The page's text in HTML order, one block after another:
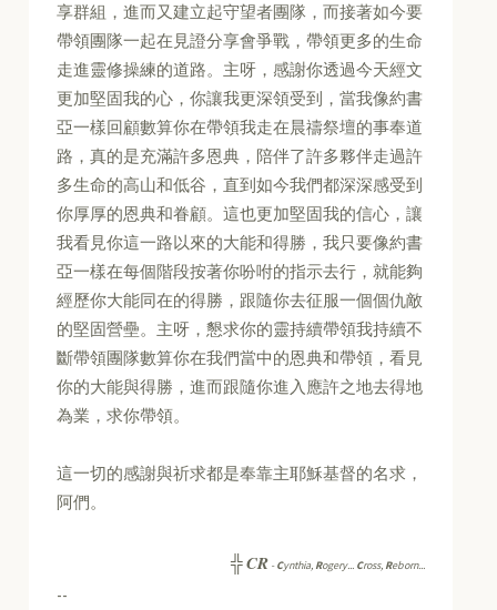
享群組，進而又建立起守望者團隊，而接著如今要
帶領團隊一起在見證分享會爭戰，帶領更多的生命
走進靈修操練的道路。主呀，感謝你透過今天經文
更加堅固我的心，你讓我更深領受到，當我像約書
亞一樣回顧數算你在帶領我走在晨禱祭壇的事奉道
路，真的是充滿許多恩典，陪伴了許多夥伴走過許
多生命的高山和低谷，直到如今我們都深深感受到
你厚厚的恩典和眷顧。這也更加堅固我的信心，讓
我看見你這一路以來的大能和得勝，我只要像約書
亞一樣在每個階段按著你吩咐的指示去行，就能夠
經歷你大能同在的得勝，跟隨你去征服一個個仇敵
的堅固營壘。主呀，懇求你的靈持續帶領我持續不
斷帶領團隊數算你在我們當中的恩典和帶領，看見
你的大能與得勝，進而跟隨你進入應許之地去得地
為業，求你帶領。
這一切的感謝與祈求都是奉靠主耶穌基督的名求，
阿們。
╬CR -Cynthia, Rogery... Cross, Reborn...
--